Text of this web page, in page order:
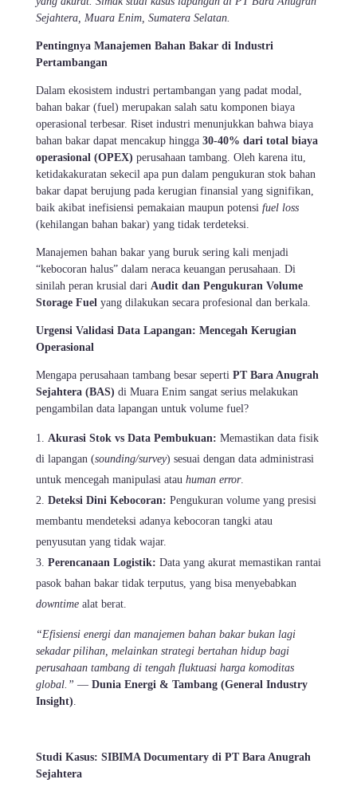
Sejahtera, Muara Enim, Sumatera Selatan.
Pentingnya Manajemen Bahan Bakar di Industri
Pertambangan
Dalam ekosistem industri pertambangan yang padat modal,
bahan bakar (fuel) merupakan salah satu komponen biaya
operasional terbesar. Riset industri menunjukkan bahwa biaya
bahan bakar dapat mencakup hingga 30-40% dari total biaya
operasional (OPEX) perusahaan tambang. Oleh karena itu,
ketidakakuratan sekecil apa pun dalam pengukuran stok bahan
bakar dapat berujung pada kerugian finansial yang signifikan,
baik akibat inefisiensi pemakaian maupun potensi fuel loss
(kehilangan bahan bakar) yang tidak terdeteksi.
Manajemen bahan bakar yang buruk sering kali menjadi
“kebocoran halus” dalam neraca keuangan perusahaan. Di
sinilah peran krusial dari Audit dan Pengukuran Volume
Storage Fuel yang dilakukan secara profesional dan berkala.
Urgensi Validasi Data Lapangan: Mencegah Kerugian
Operasional
Mengapa perusahaan tambang besar seperti PT Bara Anugrah
Sejahtera (BAS) di Muara Enim sangat serius melakukan
pengambilan data lapangan untuk volume fuel?
Akurasi Stok vs Data Pembukuan: Memastikan data fisik
di lapangan (sounding/survey) sesuai dengan data administrasi
untuk mencegah manipulasi atau human error.
Deteksi Dini Kebocoran: Pengukuran volume yang presisi
membantu mendeteksi adanya kebocoran tangki atau
penyusutan yang tidak wajar.
Perencanaan Logistik: Data yang akurat memastikan rantai
pasok bahan bakar tidak terputus, yang bisa menyebabkan
downtime alat berat.
“Efisiensi energi dan manajemen bahan bakar bukan lagi
sekadar pilihan, melainkan strategi bertahan hidup bagi
perusahaan tambang di tengah fluktuasi harga komoditas
global.” — Dunia Energi & Tambang (General Industry
Insight).
Studi Kasus: SIBIMA Documentary di PT Bara Anugrah
Sejahtera